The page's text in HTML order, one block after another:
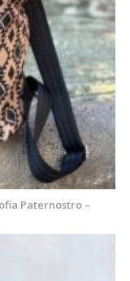
Paternostro –